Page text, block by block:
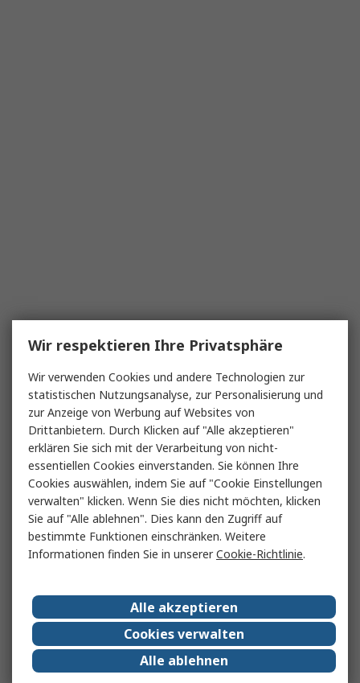
Wir respektieren Ihre Privatsphäre
Wir verwenden Cookies und andere Technologien zur
statistischen Nutzungsanalyse, zur Personalisierung und
zur Anzeige von Werbung auf Websites von
Drittanbietern. Durch Klicken auf "Alle akzeptieren"
erklären Sie sich mit der Verarbeitung von nicht-
essentiellen Cookies einverstanden. Sie können Ihre
Cookies auswählen, indem Sie auf "Cookie Einstellungen
verwalten" klicken. Wenn Sie dies nicht möchten, klicken
Sie auf "Alle ablehnen". Dies kann den Zugriff auf
bestimmte Funktionen einschränken. Weitere
Informationen finden Sie in unsererCookie-Richtlinie.
Alle akzeptieren
Cookies verwalten
Alle ablehnen